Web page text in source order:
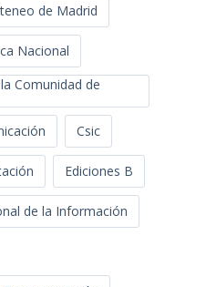
de Madrid
Nacional
Comunidad de
Csic
Ediciones B
de la Información